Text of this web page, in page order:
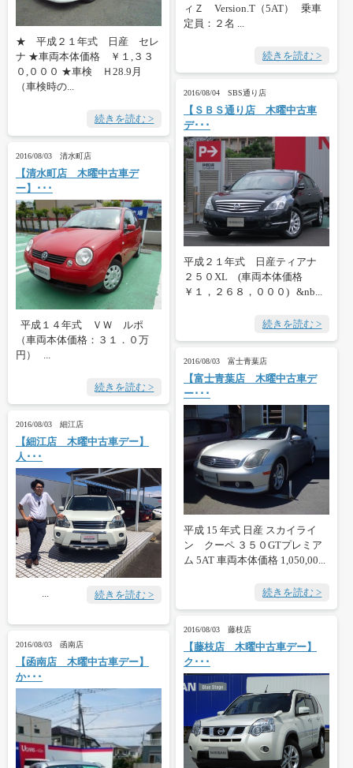
ィＺ Version.T（5AT） 乗車
定員：２名 ...
続きを読む >
★ 平成２１年式 日産 セレ
ナ ★車両本体価格 ￥１,３３
０,０００ ★車検 Ｈ28.9月
（車検時の...
続きを読む >
2016/08/04 SBS通り店
【ＳＢＳ通り店 木曜中古車
デ･･･
平成２１年式 日産ティアナ
２５０XL (車両本体価格
￥１，２６８，０００) &nb...
続きを読む >
2016/08/03 清水町店
【清水町店 木曜中古車デ
ー】･･･
平成１４年式 ＶＷ ルポ
（車両本体価格：３１．０万
円） ...
続きを読む >
2016/08/03 富士青葉店
【富士青葉店 木曜中古車デ
ー･･･
平成 15 年式 日産 スカイライ
ン クーペ ３５０GTプレミア
ム 5AT 車両本体価格 1,050,00...
続きを読む >
2016/08/03 細江店
【細江店 木曜中古車デー】
人･･･
続きを読む >
2016/08/03 藤枝店
【藤枝店 木曜中古車デー】
ク･･･
2016/08/03 函南店
【函南店 木曜中古車デー】
か･･･